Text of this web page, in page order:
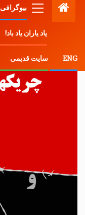
بیوگرافی
یاد یاران یاد باد!
ENG سایت قدیمی